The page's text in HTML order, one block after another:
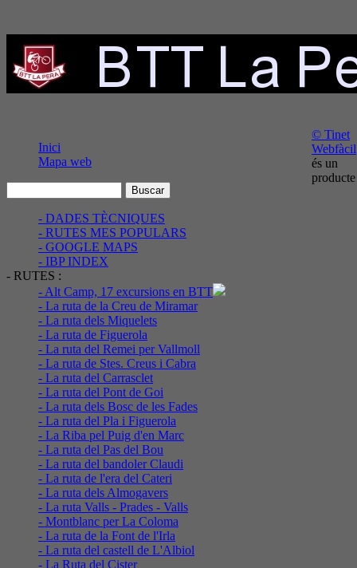
Inici
Mapa web
- DADES TÈCNIQUES
- RUTES MES POPULARS
- GOOGLE MAPS
- IBP INDEX
- RUTES :
- Alt Camp, 17 excursions en BTT
- La ruta de la Creu de Miramar
- La ruta dels Miquelets
- La ruta de Figuerola
- La ruta del Remei per Vallmoll
- La ruta de Stes. Creus i Cabra
- La ruta del Carrasclet
- La ruta del Pont de Goi
- La ruta dels Bosc de les Fades
- La ruta del Pla i Figuerola
- La Riba pel Puig d'en Marc
- La ruta del Pas del Bou
- La ruta del bandoler Claudi
- La ruta de l'era del Cateri
- La ruta dels Almogavers
- La ruta Valls - Prades - Valls
- Montblanc per La Coloma
- La ruta de la Font de l'Irla
- La ruta del castell de L'Albiol
- La Ruta del Cister
© Tinet
Webfàcil
és un
producte